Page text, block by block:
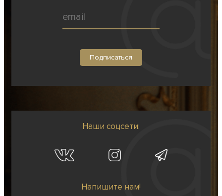
Наши соцсети:
Напишите нам!